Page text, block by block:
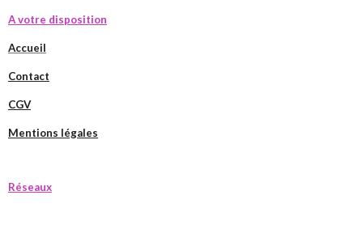
A votre disposition
Accueil
Contact
CGV
Mentions légales
Réseaux